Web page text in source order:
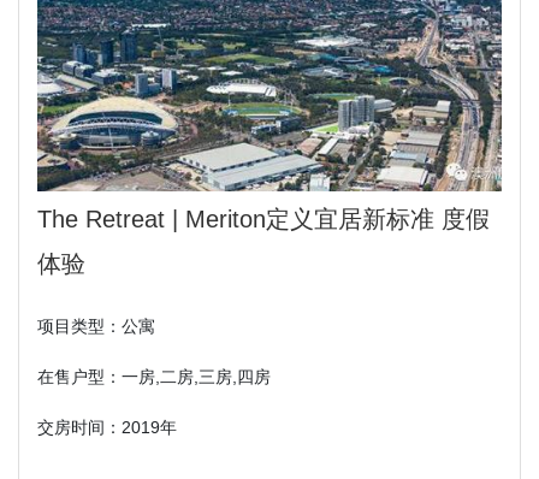
The Retreat | Meriton定义宜居新标准 度假
体验
项目类型：公寓
在售户型：一房,二房,三房,四房
交房时间：2019年